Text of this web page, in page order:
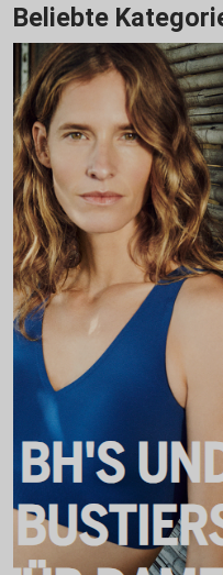
Beliebte